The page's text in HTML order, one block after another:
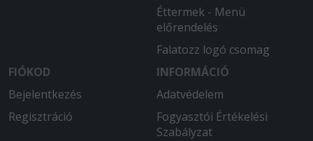
Éttermek - Menü
előrendelés
Falatozz logó csomag
FIÓKOD
Bejelentkezés
Regisztráció
INFORMÁCIÓ
Adatvédelem
Fogyasztói Értékelési
Szabályzat